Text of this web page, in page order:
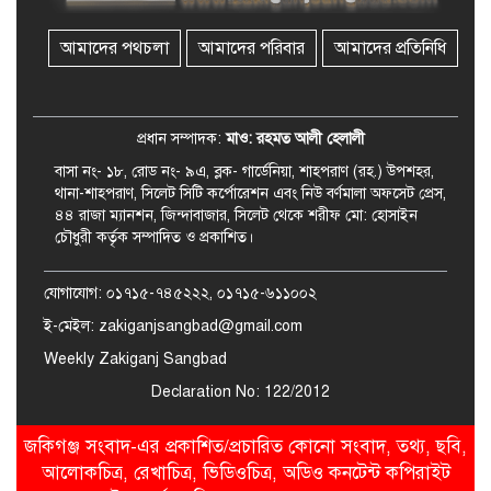
ইউএনও: সরেজমিনে অভিযোগের
সত্যতা মেলেনি
একজন গ্রেপ্তার
আমাদের পথচলা আমাদের পরিবার আমাদের প্রতিনিধি
প্রধান সম্পাদক:মাও: রহমত আলী হেলালী
বাসা নং- ১৮, রোড নং- ৯এ, ব্লক- গার্ডেনিয়া, শাহপরাণ (রহ.) উপশহর,
থানা-শাহপরাণ, সিলেট সিটি কর্পোরেশন এবং নিউ বর্ণমালা অফসেট প্রেস,
৪৪ রাজা ম্যানশন, জিন্দাবাজার, সিলেট থেকে শরীফ মো: হোসাইন
চৌধুরী কর্তৃক সম্পাদিত ও প্রকাশিত।
যোগাযোগ: ০১৭১৫-৭৪৫২২২, ০১৭১৫-৬১১০০২
ই-মেইল: zakiganjsangbad@gmail.com
Weekly Zakiganj Sangbad
Declaration No: 122/2012
জকিগঞ্জ সংবাদ-এর প্রকাশিত/প্রচারিত কোনো সংবাদ, তথ্য, ছবি,
আলোকচিত্র, রেখাচিত্র, ভিডিওচিত্র, অডিও কনটেন্ট কপিরাইট